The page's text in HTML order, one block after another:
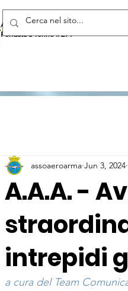
Associazione Arma Aeronautica - Aviatori
Fondata a Torino il 29 febbraio 1952
A.A.A. -
intrepidi
assoaeroarma Jun 3, 2024
a cura del Team